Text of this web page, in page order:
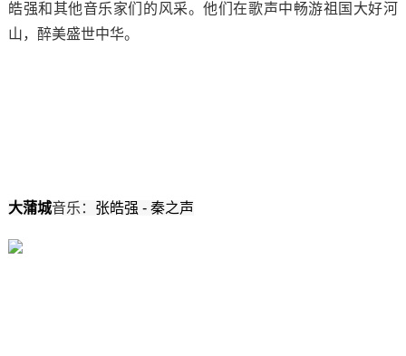
皓强和其他音乐家们的风采。他们在歌声中畅游祖国大好河
山，醉美盛世中华。‍
大蒲城音乐： 张皓强 - 秦之声